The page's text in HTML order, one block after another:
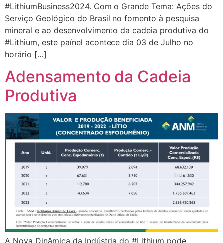
#LithiumBusiness2024. Com o Grande Tema: Ações do
Serviço Geológico do Brasil no fomento à pesquisa
mineral e ao desenvolvimento da cadeia produtiva do
#Lithium, este paínel acontece dia 03 de Julho no
horário […]
Adensamento da Cadeia
Produtiva
A Nova Dinâmica da Indústria do #Lithium pode